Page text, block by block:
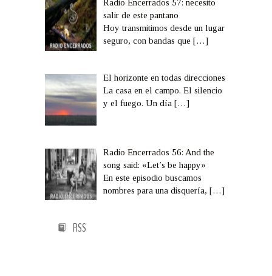
Radio Encerrados 57: necesito
salir de este pantano
Hoy transmitimos desde un lugar
seguro, con bandas que[…]
El horizonte en todas direcciones
La casa en el campo. El silencio
y el fuego. Un día[…]
Radio Encerrados 56: And the
song said: «Let’s be happy»
En este episodio buscamos
nombres para una disquería,[…]
RSS